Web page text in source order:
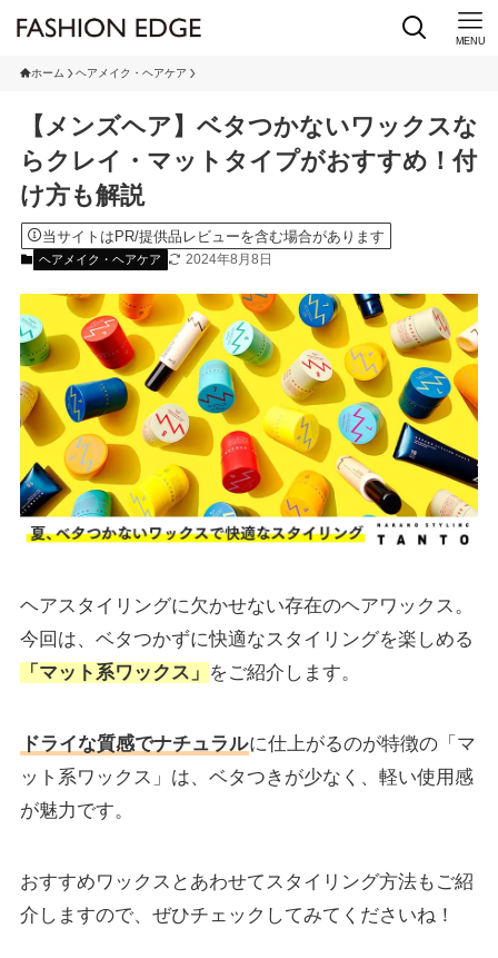
MENU
ホーム ヘアメイク・ヘアケア
【メンズヘア】ベタつかないワックスな
らクレイ・マットタイプがおすすめ！付
け方も解説
当サイトはPR/提供品レビューを含む場合があります
ヘアメイク・ヘアケア 2024年8月8日
ヘアスタイリングに欠かせない存在のヘアワックス。
今回は、ベタつかずに快適なスタイリングを楽しめる
「マット系ワックス」 をご紹介します。
ドライな質感でナチュラルに仕上がるのが特徴の「マ
ット系ワックス」は、ベタつきが少なく、軽い使用感
が魅力です。
おすすめワックスとあわせてスタイリング方法もご紹
介しますので、ぜひチェックしてみてくださいね！